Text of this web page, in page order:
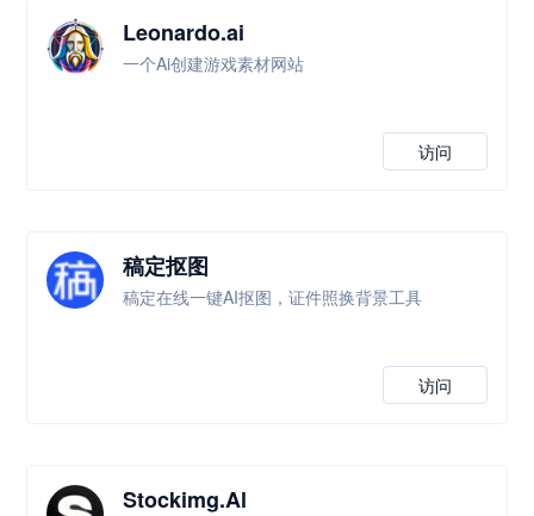
Leonardo.ai
一个Ai创建游戏素材网站
访问
稿定抠图
稿定在线一键AI抠图，证件照换背景工具
访问
Stockimg.Al